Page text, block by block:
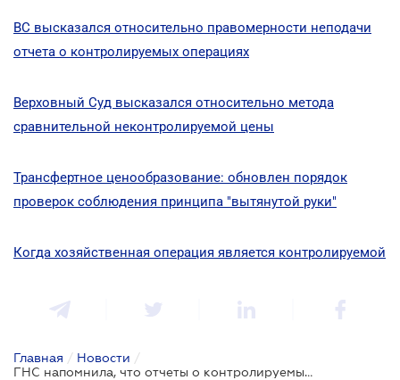
ВС высказался относительно правомерности неподачи
отчета о контролируемых операциях
Верховный Суд высказался относительно метода
сравнительной неконтролируемой цены
Трансфертное ценообразование: обновлен порядок
проверок соблюдения принципа "вытянутой руки"
Когда хозяйственная операция является контролируемой
Главная / Новости /
ГНС напомнила, что отчеты о контролируемых операциях нужно подать до 1 октября